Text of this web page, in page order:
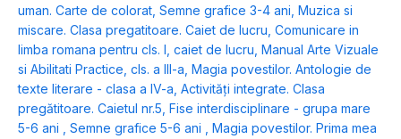
uman. Carte de colorat Semne grafice 3-4 ani Muzica si
miscare. Clasa pregatitoare. Caiet de lucru Comunicare in
limba romana pentru cls. I, caiet de lucru Manual Arte Vizuale
si Abilitati Practice, cls. a III-a Magia povestilor. Antologie de
texte literare - clasa a IV-a Activități integrate. Clasa
pregătitoare. Caietul nr.5 Fise interdisciplinare - grupa mare
5-6 ani
Semne grafice 5-6 ani
Magia povestilor. Prima mea